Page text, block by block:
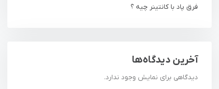
فرق پاد با کانتینر چیه ؟
آخرین دیدگاه‌ها
دیدگاهی برای نمایش وجود ندارد.